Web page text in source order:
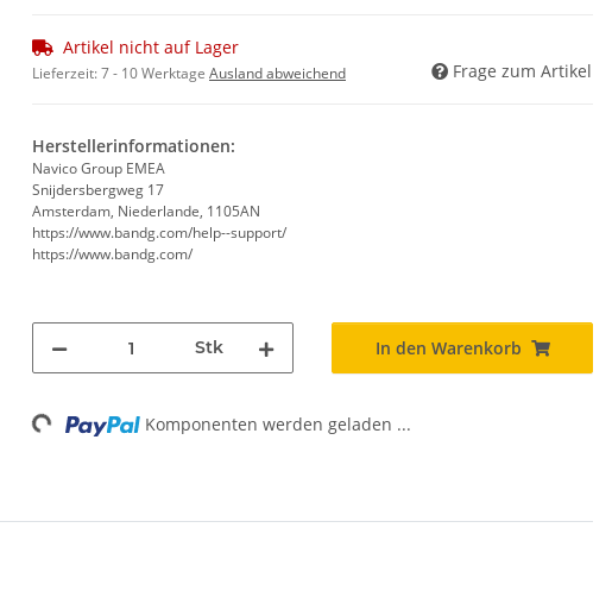
Artikel nicht auf Lager
Lieferzeit:7 - 10 Werktage Ausland abweichend Frage zum Artikel
Herstellerinformationen:
Navico Group EMEA
Snijdersbergweg 17
Amsterdam, Niederlande, 1105AN
https://www.bandg.com/help--support/
https://www.bandg.com/
Stk In den Warenkorb
Loading... Komponenten werden geladen ...